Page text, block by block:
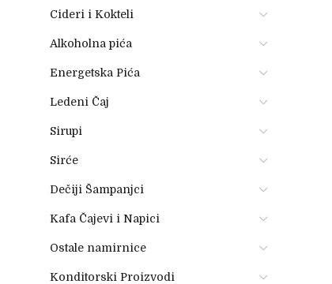
Cideri i Kokteli
Alkoholna pića
Energetska Pića
Ledeni Čaj
Sirupi
Sirće
Dečiji Šampanjci
Kafa Čajevi i Napici
Ostale namirnice
Konditorski Proizvodi